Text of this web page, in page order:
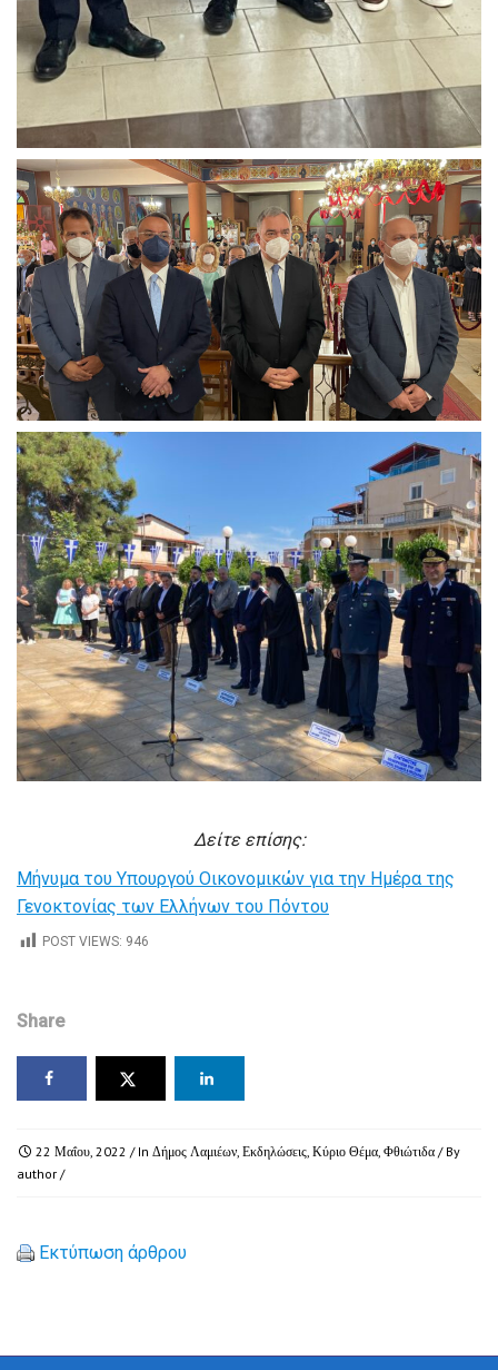
Δείτε επίσης:
Μήνυμα του Υπουργού Οικονομικών για την Ημέρα της
Γενοκτονίας των Ελλήνων του Πόντου
POST VIEWS: 946
Share
22 Μαΐου, 2022 / In Δήμος Λαμιέων Εκδηλώσεις Κύριο Θέμα Φθιώτιδα / By
author /
Εκτύπωση άρθρου